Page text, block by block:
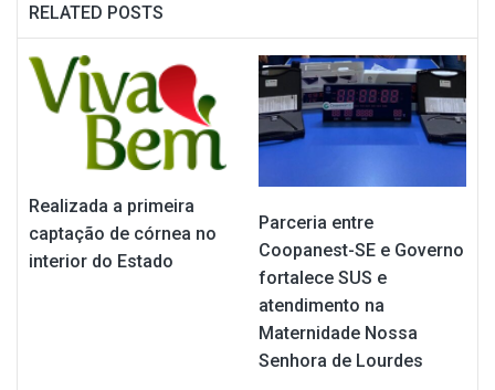
RELATED POSTS
Realizada a primeira
captação de córnea no
interior do Estado
Parceria entre
Coopanest-SE e Governo
fortalece SUS e
atendimento na
Maternidade Nossa
Senhora de Lourdes